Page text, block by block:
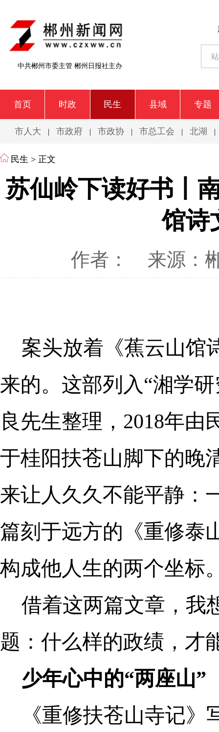
中共郴州市委主管 郴州日报社主办
首页 时政 民生 县域 专题
市人大 | 市政府 | 市政协 | 市总工会 | 北湖 |
民生 > 正文
苏仙岭下读好书丨
馆诗
作者： 来源：
案头放着《蕉云山馆
来的。这部列入“湘学
良先生整理，2018年
于桂阳扶苍山脚下的晚
来让人久久不能平静：
篇刻于远方的《重修泰
构成他人生的两个坐标
借着这两篇文章，我
题：什么样的政绩，才
少年心中的“两座山”
《重修扶苍山寺记